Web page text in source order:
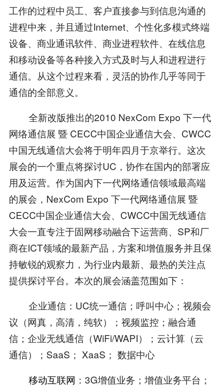
工作的过程中员工、客户直接参与到信息沟通的
进程中来，并且通过Internet、个性化多模式终端
设备、商业通讯软件、商业进程软件、在线信息
和移动设备等各种接入方式及时与人和进程进行
通信。从这个过程来看，灵活的协作几乎等同于
通信的全部意义。
全新改版推出的2010 NexCom Expo 下一代
网络通信展 暨 CECC中国企业通信大会、CWCC
中国无线通信大会将于明年四月于京举行。这次
展会的一个重点将探讨UC，协作在国内的部署应
用及运营。作为国内下一代网络通信领域最高端
的展会，NexCom Expo 下一代网络通信展 暨
CECC中国企业通信大会、CWCC中国无线通信
大会一直专注于固网移动融合下运营商、SP和厂
商在ICT领域的最新产品，方案和增值服务并且保
持敏锐的观察力，为行业内最新、最热的关注点
提供探讨平台。本次的展会涵盖范围如下：
企业通信：UC统一通信；呼叫中心；视频会
议（网真，高清，纯软）；视频监控；融合通
信；企业无线通信（WiFi/WAPI）；云计算（云
通信）；SaaS； XaaS； 数据中心
移动互联网 ：3G增值业务；增值业务平台；